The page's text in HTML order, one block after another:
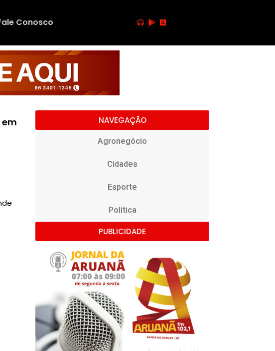
Conosco
NAVEGAÇÃO
Agronegócio
Cidades
Esporte
Política
PUBLICIDADE